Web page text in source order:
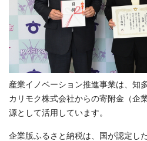
産業イノベーション推進事業は、知
カリモク株式会社からの寄附金（企
源として活用しています。
企業版ふるさと納税は、国が認定し